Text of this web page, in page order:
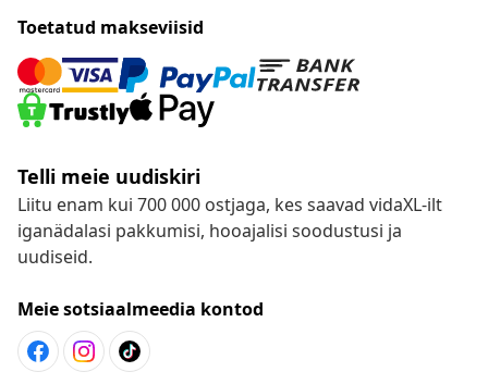
Toetatud makseviisid
Telli meie uudiskiri
Liitu enam kui 700 000 ostjaga, kes saavad vidaXL-ilt
iganädalasi pakkumisi, hooajalisi soodustusi ja
uudiseid.
Meie sotsiaalmeedia kontod